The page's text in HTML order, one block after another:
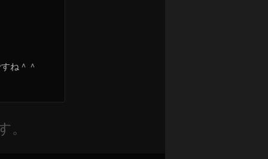
ね＾＾